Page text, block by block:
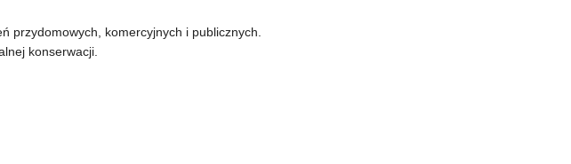
przydomowych, komercyjnych i publicznych.
konserwacji.